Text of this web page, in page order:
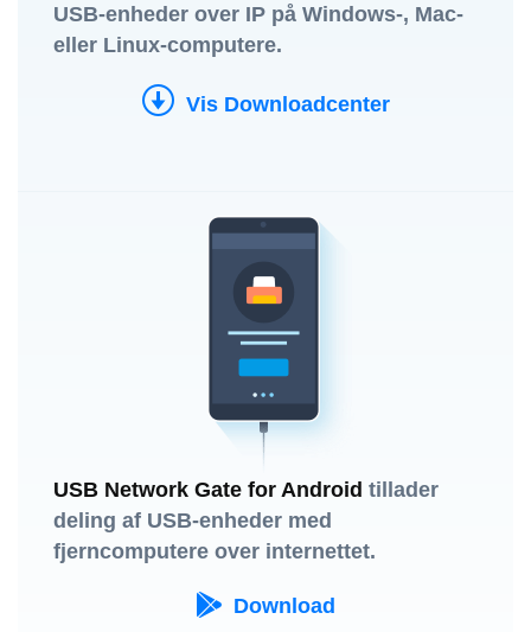
USB-enheder over IP på Windows-, Mac-
eller Linux-computere.
Vis Downloadcenter
USB Network Gate for Android tillader
deling af USB-enheder med
fjerncomputere over internettet.
Download